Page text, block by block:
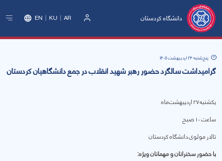
دانشگاه کردستان EN KU AR
پنج‌شنبه 24 اردیبهشت 1405
گرامیداشت سالگرد حضور رهبر شهید انقلاب در جمع دانشگاهیان کردستان
یکشنبه ۲۷ اردیبهشت‌ماه
ساعت ۱۰ صبح
تالار مولوی دانشگاه کردستان
با حضور سخنرانان و مهمانان ویژه: